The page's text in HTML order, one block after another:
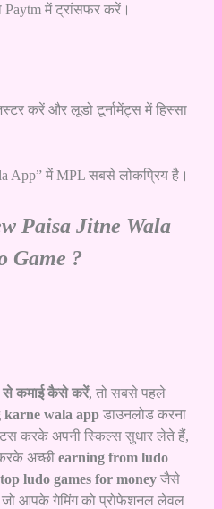
Paytm में ट्रांसफर करें।
करें और लूडो टूर्नामेंट्स में हिस्सा
App” में MPL सबसे लोकप्रिय है।
Paisa Jitne Wala
Game ?
से कमाई कैसे करें, तो सबसे पहले
karne wala appडाउनलोड करना
करके अपनी स्किल्स सुधार लेते हैं,
अच्छी earning from ludo
top ludo games for moneyजैसे
जो आपके गेमिंग को प्रोफेशनल लेवल